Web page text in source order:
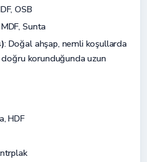
OSB
MDF, Sunta
: Doğal ahşap, nemli koşullarda
korunduğunda uzun
HDF